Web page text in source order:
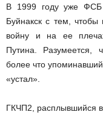
В 1999 году уже ФСБ
Буйнакск с тем, чтобы
войну и на ее
Путина. Разумеется,
более что
«устал».
ГКЧП­2, расплывшийся